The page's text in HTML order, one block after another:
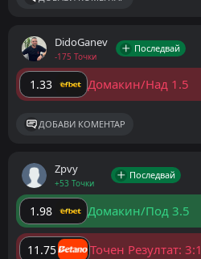
DidoGanev
-175 Точки
Последвай
1.33 Домакин/Над 1.5
ДОБАВИ КОМЕНТАР
Zpvy
+53 Точки
Последвай
1.98 Домакин/Под 3.5
11.75 Точен Резултат: 3:1